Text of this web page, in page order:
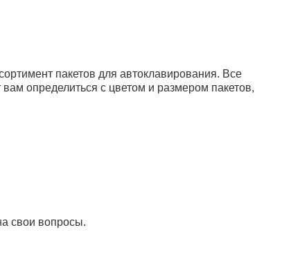
пакетов для автоклавирования. Все
определиться с цветом и размером пакетов,
свои вопросы.